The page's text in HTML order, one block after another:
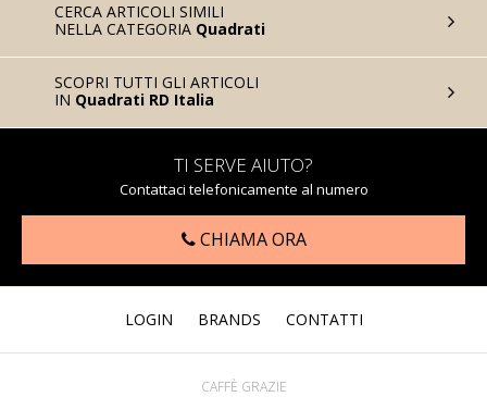
CERCA ARTICOLI SIMILI
NELLA CATEGORIA Quadrati
SCOPRI TUTTI GLI ARTICOLI
IN Quadrati RD Italia
TI SERVE AIUTO?
Contattaci telefonicamente al numero
CHIAMA ORA
LOGIN BRANDS CONTATTI
CAFFÈ GRAZIE